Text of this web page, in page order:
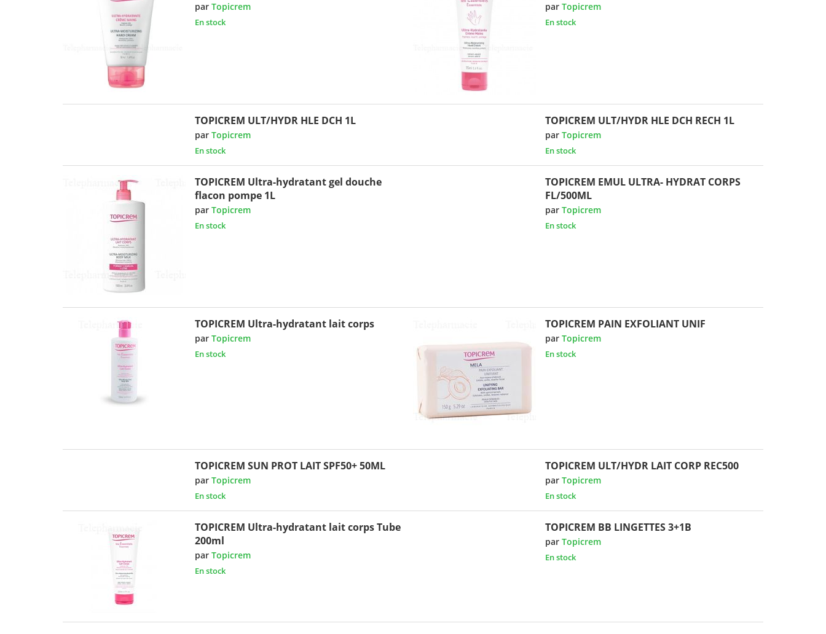
par Topicrem
En stock
par Topicrem
En stock
TOPICREM ULT/HYDR HLE DCH 1L
par Topicrem
En stock
TOPICREM ULT/HYDR HLE DCH RECH 1L
par Topicrem
En stock
TOPICREM Ultra-hydratant gel douche
flacon pompe 1L
par Topicrem
En stock
TOPICREM EMUL ULTRA- HYDRAT CORPS
FL/500ML
par Topicrem
En stock
TOPICREM Ultra-hydratant lait corps
par Topicrem
En stock
TOPICREM PAIN EXFOLIANT UNIF
par Topicrem
En stock
TOPICREM SUN PROT LAIT SPF50+ 50ML
par Topicrem
En stock
TOPICREM ULT/HYDR LAIT CORP REC500
par Topicrem
En stock
TOPICREM Ultra-hydratant lait corps Tube
200ml
par Topicrem
En stock
TOPICREM BB LINGETTES 3+1B
par Topicrem
En stock